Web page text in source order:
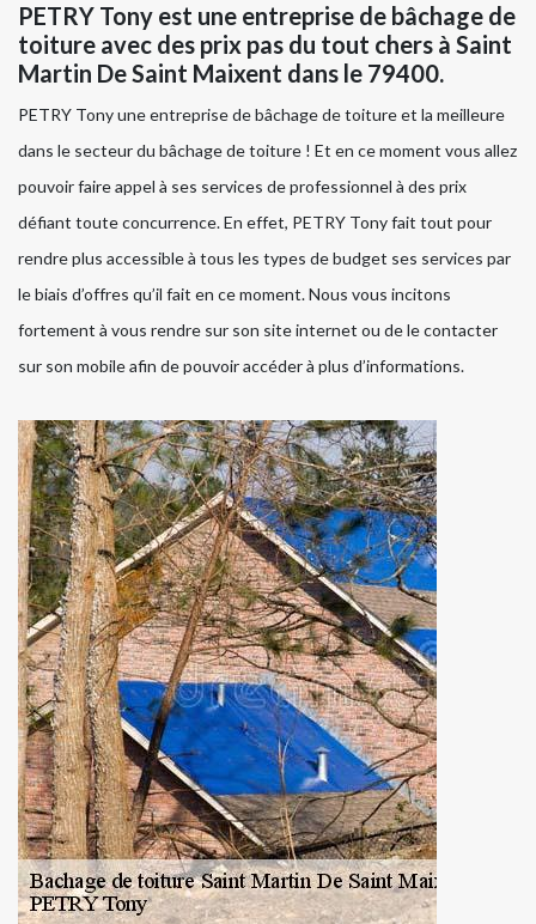
PETRY Tony est une entreprise de bâchage de
toiture avec des prix pas du tout chers à Saint
Martin De Saint Maixent dans le 79400.
PETRY Tony une entreprise de bâchage de toiture et la meilleure
dans le secteur du bâchage de toiture ! Et en ce moment vous allez
pouvoir faire appel à ses services de professionnel à des prix
défiant toute concurrence. En effet, PETRY Tony fait tout pour
rendre plus accessible à tous les types de budget ses services par
le biais d’offres qu’il fait en ce moment. Nous vous incitons
fortement à vous rendre sur son site internet ou de le contacter
sur son mobile afin de pouvoir accéder à plus d’informations.